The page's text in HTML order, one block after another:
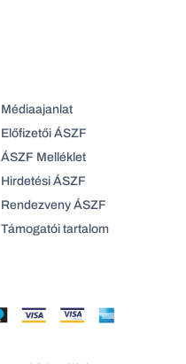
Médiaajanlat
Előfizetői ÁSZF
ÁSZF Melléklet
Hirdetési ÁSZF
Rendezveny ÁSZF
Támogatói tartalom